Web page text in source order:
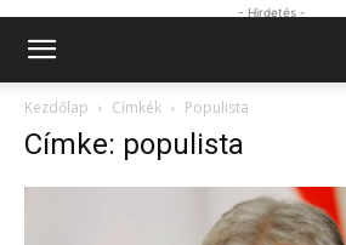
- Hirdetés -
Kezdőlap Címkék Populista
Címke: populista